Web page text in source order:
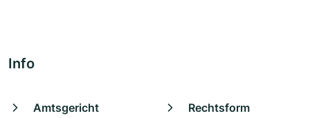
Info
Amtsgericht
Rechtsform